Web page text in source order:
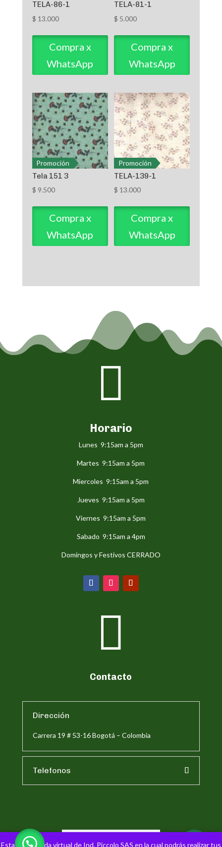
Esta es la tienda virtual de Ind. Piccolo SAS en la cual podrás realizar tus
TELA-86-1
$ 13.000
Compra x
WhatsApp
TELA-81-1
$ 5.000
Compra x
WhatsApp
Promoción
Tela 151 3
$ 9.500
Compra x
WhatsApp
Promoción
TELA-139-1
$ 13.000
Compra x
WhatsApp

Horario
Lunes 9:15am a 5pm
Martes 9:15am a 5pm
Miercoles 9:15am a 5pm
Jueves 9:15am a 5pm
Viernes 9:15am a 5pm
Sabado 9:15am a 4pm
Domingos y Festivos CERRADO

Contacto
Dirección
Carrera 19 # 53-16 Bogotá – Colombia
Telefonos